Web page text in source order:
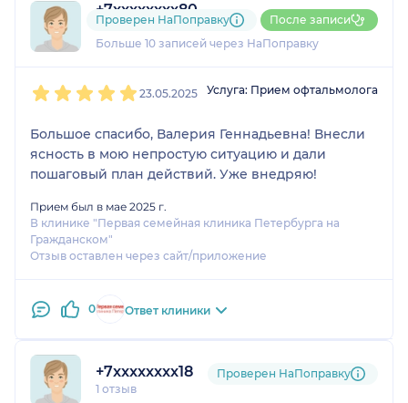
+7xxxxxxxx80
10 отзывов
Больше 10 записей через НаПоправку
Проверен НаПоправку После записи
23.05.2025 Услуга: Прием офтальмолога
Большое спасибо, Валерия Геннадьевна! Внесли
ясность в мою непростую ситуацию и дали
пошаговый план действий. Уже внедряю!
Прием был в мае 2025 г.
В клинике "Первая семейная клиника Петербурга на
Гражданском"
Отзыв оставлен через сайт/приложение
0 Ответ клиники
+7xxxxxxxx18
1 отзыв
Проверен НаПоправку